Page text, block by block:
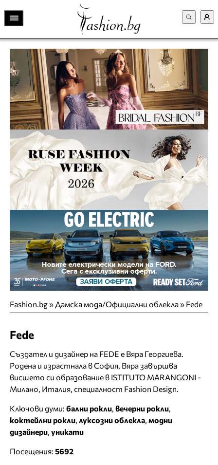
Fashion.bg»Дамска мода/Официални облекла» Fede
Fede
Създател и дизайнер на FEDE e Вяра Георгиева.
Родена и израстнала в София, Вяра завършва
висшето си образование в ISTITUTO MARANGONI -
Mилано, Италия, специалност Fashion Design.
Ключови думи: бални рокли вечерни рокли
коктейлни рокли луксозни облекла модни
дизайнери уникати
Посещения: 5692